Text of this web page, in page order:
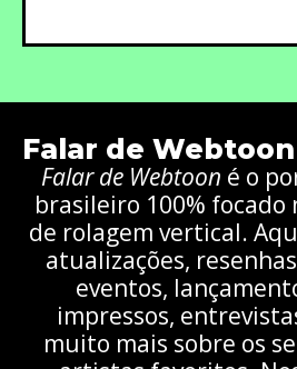
Falar de Webtoon
Falar de Webtoon é o
brasileiro 100% focado
de rolagem vertical.
atualizações,
eventos,
impressos,
muito mais sobre os